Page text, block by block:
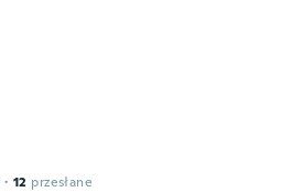
· 12 przesłane